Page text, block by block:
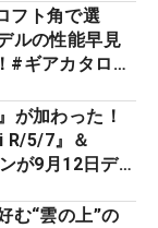
ッティング
フト角で選
ルの性能早見
#ギアカタログ
が加わった！
R/5/7』＆
が9月12日デ
む“雲の上”の